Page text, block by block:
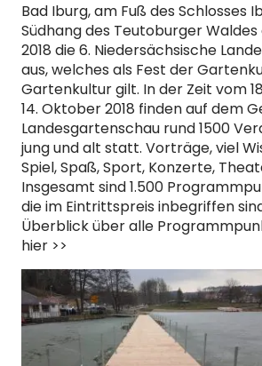
Bad Iburg, am Fuß des Schlosses
Südhang des Teutoburger
2018 die 6. Niedersächsische
aus, welches als Fest der
Gartenkultur gilt. In der Zeit vom
14. Oktober 2018 finden auf dem
Landesgartenschau rund 1500
jung und alt statt. Vorträge, viel
Spiel, Spaß, Sport, Konzerte,
Insgesamt sind 1.500
die im Eintrittspreis inbegriffen
Überblick über alle
hier >>